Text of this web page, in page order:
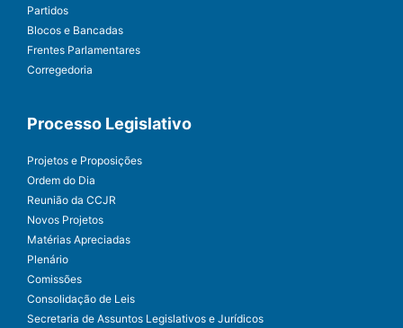
Partidos
Blocos e Bancadas
Frentes Parlamentares
Corregedoria
Processo Legislativo
Projetos e Proposições
Ordem do Dia
Reunião da CCJR
Novos Projetos
Matérias Apreciadas
Plenário
Comissões
Consolidação de Leis
Secretaria de Assuntos Legislativos e Jurídicos